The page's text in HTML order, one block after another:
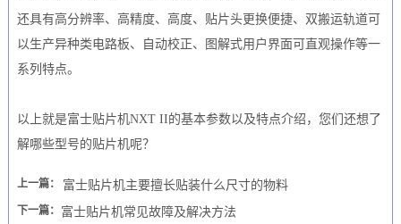
还具有高分辨率、高精度、高度、贴片头更换便捷、双搬运轨道可
以生产异种类电路板、自动校正、图解式用户界面可直观操作等一
系列特点。
以上就是富士贴片机NXT II的基本参数以及特点介绍，您们还想了
解哪些型号的贴片机呢？
上一篇： 富士贴片机主要擅长贴装什么尺寸的物料
下一篇： 富士贴片机常见故障及解决方法